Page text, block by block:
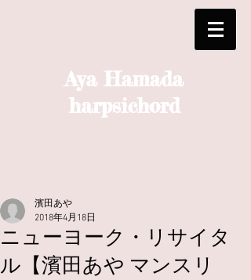
Aya Hamada
harpsichord
ニューヨーク・リサイタ
ル【濱田あや マンスリ
濱田あや
2018年4月18日